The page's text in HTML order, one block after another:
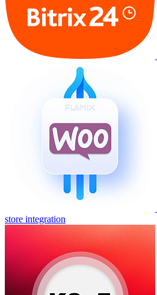
store integration